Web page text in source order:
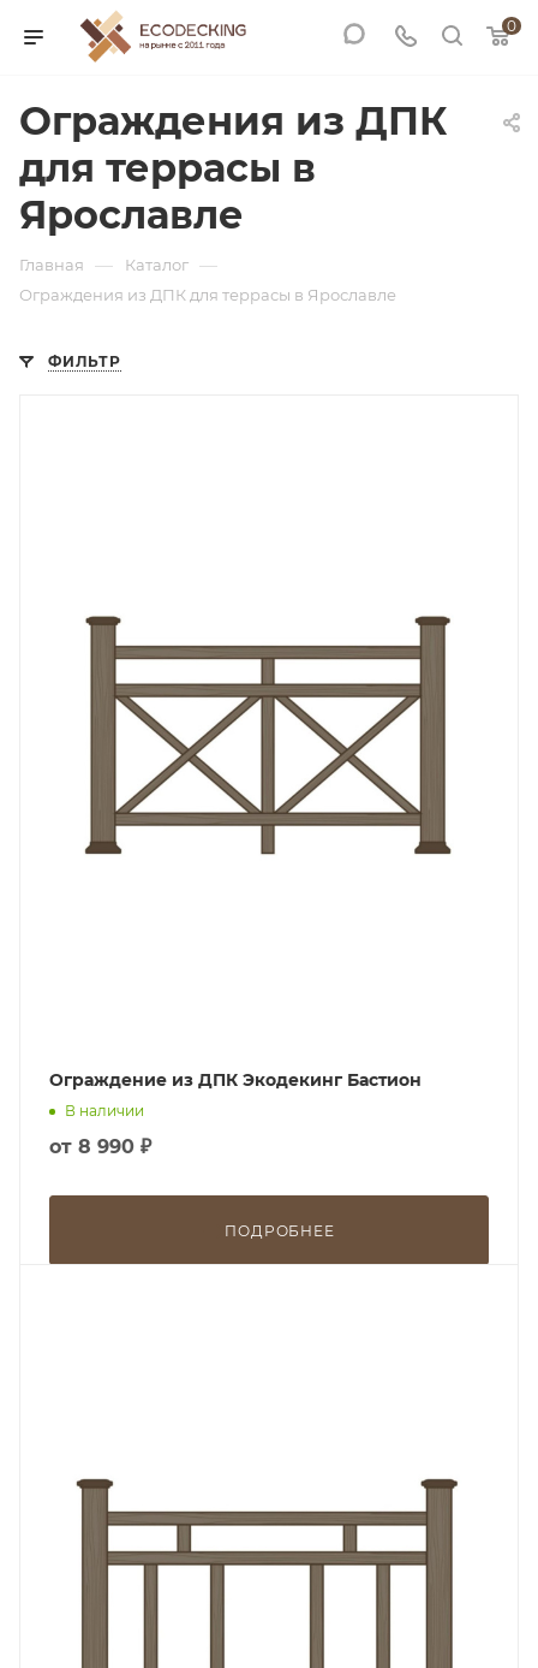
0
Ограждения из ДПК
для террасы в
Ярославле
Главная — Каталог —
Ограждения из ДПК для террасы в Ярославле
ФИЛЬТР
Ограждение из ДПК Экодекинг Бастион
В наличии
от 8 990 ₽
ПОДРОБНЕЕ